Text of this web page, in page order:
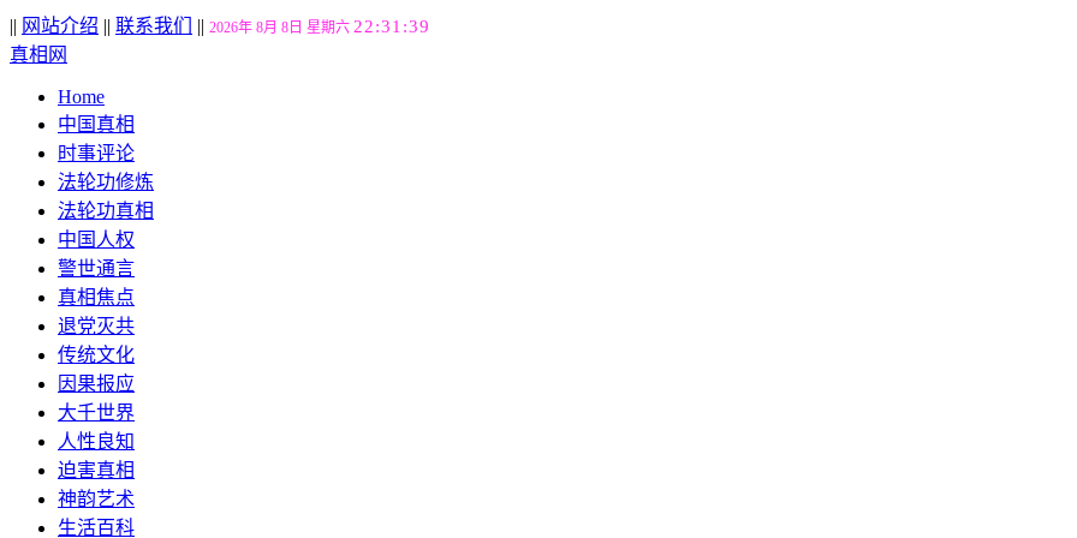
|| 网站介绍 || 联系我们 || 2026年 8月 8日 星期六 22:31:40
真相网
Home
中国真相
时事评论
法轮功修炼
法轮功真相
中国人权
警世通言
真相焦点
退党灭共
传统文化
因果报应
大千世界
人性良知
迫害真相
神韵艺术
生活百科